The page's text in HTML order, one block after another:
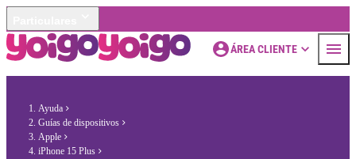
ÁREA CLIENTE
Ayuda
Guías de dispositivos
Apple
iPhone 15 Plus